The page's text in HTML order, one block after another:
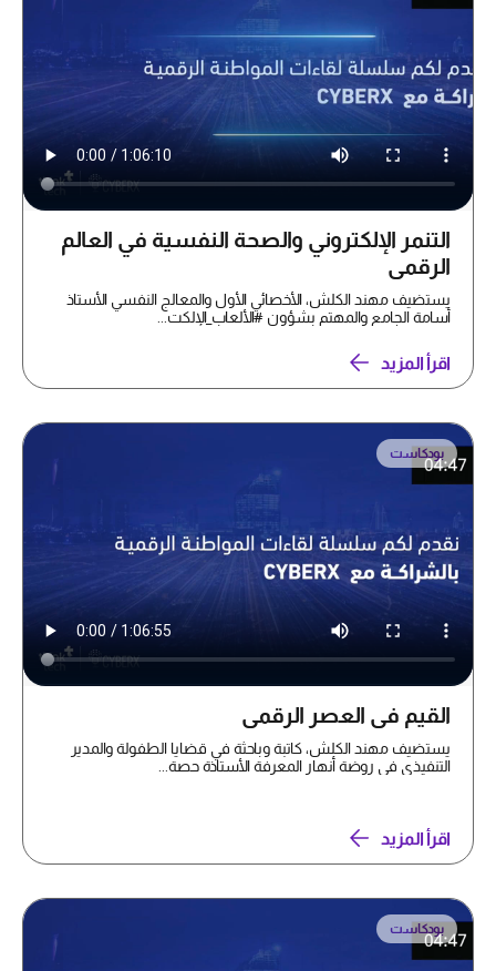
التنمر الإلكتروني والصحة النفسية في العالم
الرقمي
يستضيف مهند الكلش، الأخصائي الأول والمعالج النفسي الأستاذ
أسامة الجامع والمهتم بشؤون #الألعاب_الإلكت...
اقرأ المزيد
بودكاست
القيم في العصر الرقمي
يستضيف مهند الكلش، كاتبة وباحثة في قضايا الطفولة والمدير
التنفيذي في روضة أنهار المعرفة الأستاذة حصة...
اقرأ المزيد
بودكاست